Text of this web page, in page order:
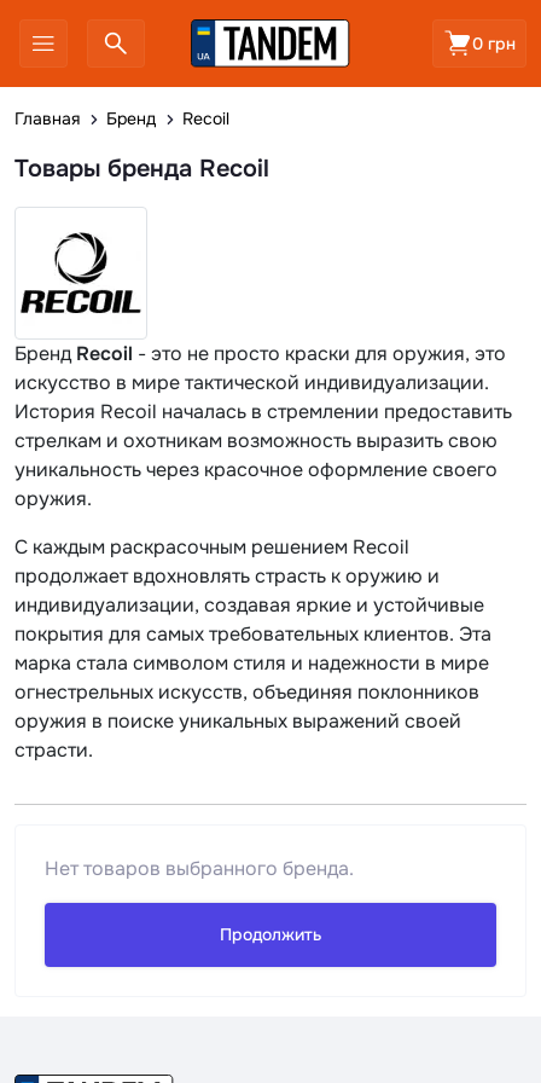
0 грн
Главная Бренд Recoil
Товары бренда Recoil
БрендRecoil - это не просто краски для оружия, это
искусство в мире тактической индивидуализации.
История Recoil началась в стремлении предоставить
стрелкам и охотникам возможность выразить свою
уникальность через красочное оформление своего
оружия.
С каждым раскрасочным решением Recoil
продолжает вдохновлять страсть к оружию и
индивидуализации, создавая яркие и устойчивые
покрытия для самых требовательных клиентов. Эта
марка стала символом стиля и надежности в мире
огнестрельных искусств, объединяя поклонников
оружия в поиске уникальных выражений своей
страсти.
Нет товаров выбранного бренда.
Продолжить